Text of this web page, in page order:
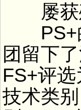
屡获
PS+的
团留下
FS+评
技术类